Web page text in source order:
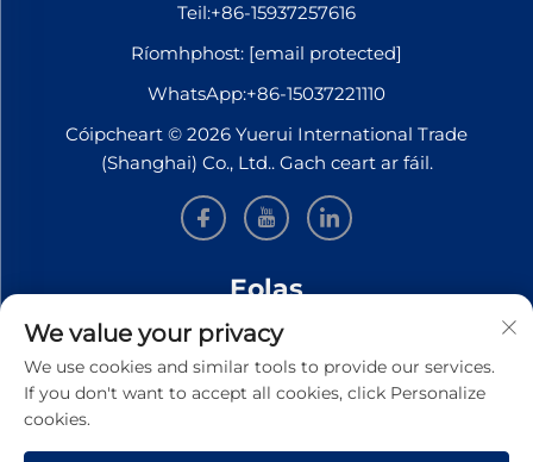
Teil:+86-15937257616
Ríomhphost: [email protected]
WhatsApp:+86-15037221110
Cóipcheart © 2026 Yuerui International Trade
(Shanghai) Co., Ltd.. Gach ceart ar fáil.
Eolas
Síní leat le bheith ar liosta le haghaidh ár nuachtslánú
seachtúil
We value your privacy
We use cookies and similar tools to provide our services.
If you don't want to accept all cookies, click Personalize
cookies.